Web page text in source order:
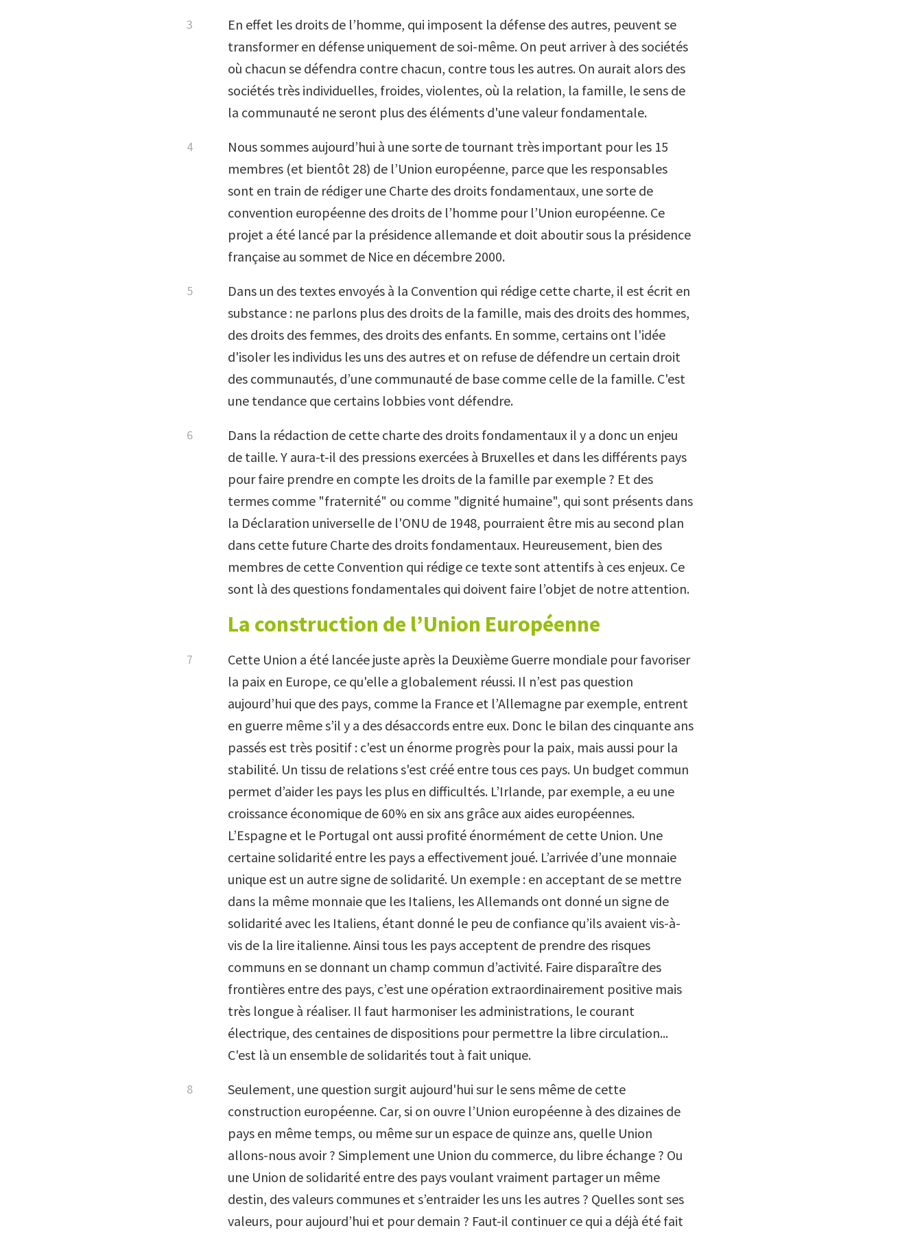
En effet les droits de l’homme, qui imposent la défense des autres, peuvent se
transformer en défense uniquement de soi-même. On peut arriver à des sociétés
où chacun se défendra contre chacun, contre tous les autres. On aurait alors des
sociétés très individuelles, froides, violentes, où la relation, la famille, le sens de
la communauté ne seront plus des éléments d'une valeur fondamentale.
Nous sommes aujourd’hui à une sorte de tournant très important pour les 15
membres (et bientôt 28) de l’Union européenne, parce que les responsables
sont en train de rédiger une Charte des droits fondamentaux, une sorte de
convention européenne des droits de l’homme pour l’Union européenne. Ce
projet a été lancé par la présidence allemande et doit aboutir sous la présidence
française au sommet de Nice en décembre 2000.
Dans un des textes envoyés à la Convention qui rédige cette charte, il est écrit en
substance : ne parlons plus des droits de la famille, mais des droits des hommes,
des droits des femmes, des droits des enfants. En somme, certains ont l'idée
d'isoler les individus les uns des autres et on refuse de défendre un certain droit
des communautés, d’une communauté de base comme celle de la famille. C'est
une tendance que certains lobbies vont défendre.
Dans la rédaction de cette charte des droits fondamentaux il y a donc un enjeu
de taille. Y aura-t-il des pressions exercées à Bruxelles et dans les différents pays
pour faire prendre en compte les droits de la famille par exemple ? Et des
termes comme "fraternité" ou comme "dignité humaine", qui sont présents dans
la Déclaration universelle de l'ONU de 1948, pourraient être mis au second plan
dans cette future Charte des droits fondamentaux. Heureusement, bien des
membres de cette Convention qui rédige ce texte sont attentifs à ces enjeux. Ce
sont là des questions fondamentales qui doivent faire l’objet de notre attention.
La construction de l’Union Européenne
Cette Union a été lancée juste après la Deuxième Guerre mondiale pour favoriser
la paix en Europe, ce qu'elle a globalement réussi. Il n’est pas question
aujourd’hui que des pays, comme la France et l’Allemagne par exemple, entrent
en guerre même s’il y a des désaccords entre eux. Donc le bilan des cinquante ans
passés est très positif : c'est un énorme progrès pour la paix, mais aussi pour la
stabilité. Un tissu de relations s'est créé entre tous ces pays. Un budget commun
permet d’aider les pays les plus en difficultés. L’Irlande, par exemple, a eu une
croissance économique de 60% en six ans grâce aux aides européennes.
L’Espagne et le Portugal ont aussi profité énormément de cette Union. Une
certaine solidarité entre les pays a effectivement joué. L’arrivée d’une monnaie
unique est un autre signe de solidarité. Un exemple : en acceptant de se mettre
dans la même monnaie que les Italiens, les Allemands ont donné un signe de
solidarité avec les Italiens, étant donné le peu de confiance qu’ils avaient vis-à-
vis de la lire italienne. Ainsi tous les pays acceptent de prendre des risques
communs en se donnant un champ commun d’activité. Faire disparaître des
frontières entre des pays, c’est une opération extraordinairement positive mais
très longue à réaliser. Il faut harmoniser les administrations, le courant
électrique, des centaines de dispositions pour permettre la libre circulation...
C'est là un ensemble de solidarités tout à fait unique.
Seulement, une question surgit aujourd'hui sur le sens même de cette
construction européenne. Car, si on ouvre l’Union européenne à des dizaines de
pays en même temps, ou même sur un espace de quinze ans, quelle Union
allons-nous avoir ? Simplement une Union du commerce, du libre échange ? Ou
une Union de solidarité entre des pays voulant vraiment partager un même
destin, des valeurs communes et s’entraider les uns les autres ? Quelles sont ses
valeurs, pour aujourd’hui et pour demain ? Faut-il continuer ce qui a déjà été fait